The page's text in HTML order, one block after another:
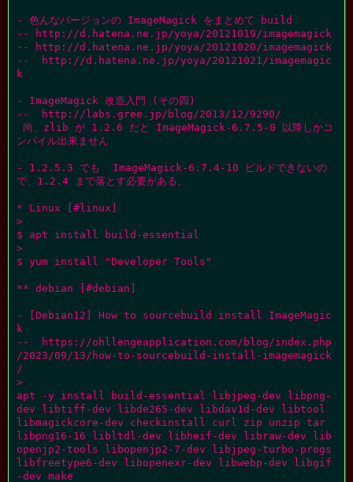
- 色んなバージョンの ImageMagick をまとめて build
-- http://d.hatena.ne.jp/yoya/20121019/imagemagick
-- http://d.hatena.ne.jp/yoya/20121020/imagemagick
--  http://d.hatena.ne.jp/yoya/20121021/imagemagic
k
- ImageMagick 改造入門 (その四)
--  http://labs.gree.jp/blog/2013/12/9290/
ンパイル出来ません
- 1.2.5.3 でも  ImageMagick-6.7.4-10 ビルドできないの
で、1.2.4 まで落とす必要がある。
* Linux [#linux]
>
$ apt install build-essential
>
$ yum install "Developer Tools"
** debian [#debian]
- [Debian12] How to sourcebuild install ImageMagic
k
--  https://ohllengeapplication.com/blog/index.php
/2023/09/13/how-to-sourcebuild-install-imagemagick
/
>
apt -y install build-essential libjpeg-dev libpng-
dev libtiff-dev libde265-dev libdav1d-dev libtool
libmagickcore-dev checkinstall curl zip unzip tar
libpng16-16 libltdl-dev libheif-dev libraw-dev lib
openjp2-tools libopenjp2-7-dev libjpeg-turbo-progs
libfreetype6-dev libopenexr-dev libwebp-dev libgif
-dev make